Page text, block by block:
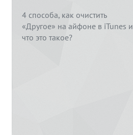
4 способа, как очистить
«Другое» на айфоне в iTunes и
что это такое?